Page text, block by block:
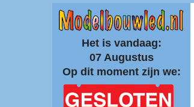
Het is vandaag:
07 Augustus
Op dit moment zijn we: